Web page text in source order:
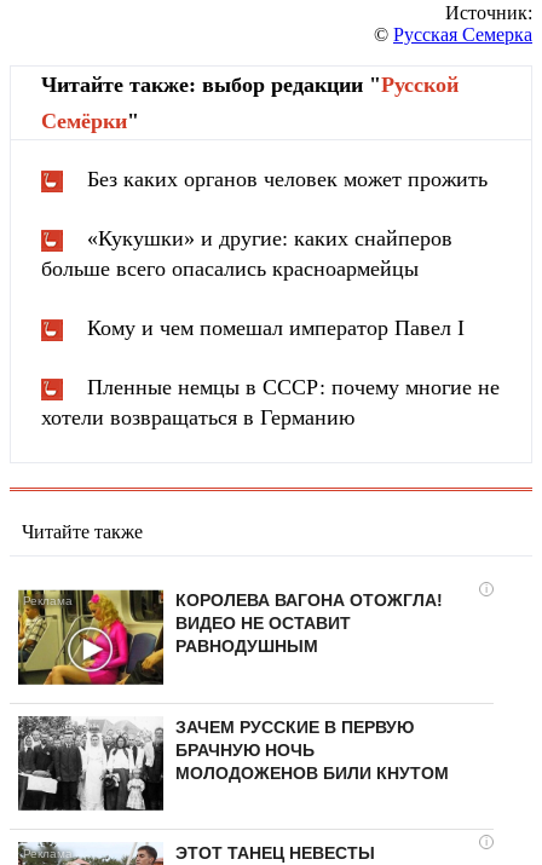
Источник:
© Русская Семерка
Читайте также: выбор редакции "Русской
Cемёрки"
Без каких органов человек может прожить
«Кукушки» и другие: каких снайперов
больше всего опасались красноармейцы
Кому и чем помешал император Павел I
Пленные немцы в СССР: почему многие не
хотели возвращаться в Германию
Читайте также
i
КОРОЛЕВА ВАГОНА ОТОЖГЛА!
ВИДЕО НЕ ОСТАВИТ
РАВНОДУШНЫМ
ЗАЧЕМ РУССКИЕ В ПЕРВУЮ
БРАЧНУЮ НОЧЬ
МОЛОДОЖЕНОВ БИЛИ КНУТОМ
i
ЭТОТ ТАНЕЦ НЕВЕСТЫ